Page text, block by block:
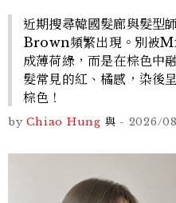
近期搜尋韓國髮廊與髮型
Brown頻繁出現。別被
成薄荷綠，而是在棕色中
髮常見的紅、橘感，染後
棕色！
by Chiao Hung 與 - 2026/